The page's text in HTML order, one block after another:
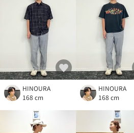
HINOURA
168 cm
HINOURA
168 cm